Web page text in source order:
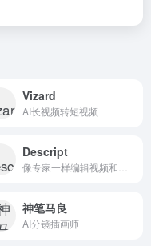
Vizard
AI长视频转短视频
Descript
神笔马良
AI分镜插画师